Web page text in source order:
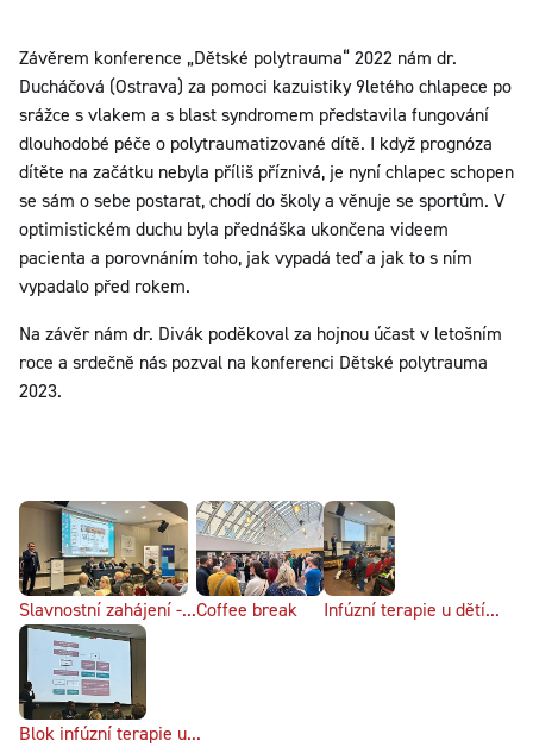
Závěrem konference „Dětské polytrauma“ 2022 nám dr.
Ducháčová (Ostrava) za pomoci kazuistiky 9letého chlapece po
srážce s vlakem a s blast syndromem představila fungování
dlouhodobé péče o polytraumatizované dítě. I když prognóza
dítěte na začátku nebyla příliš příznivá, je nyní chlapec schopen
se sám o sebe postarat, chodí do školy a věnuje se sportům. V
optimistickém duchu byla přednáška ukončena videem
pacienta a porovnáním toho, jak vypadá teď a jak to s ním
vypadalo před rokem.
Na závěr nám dr. Divák poděkoval za hojnou účast v letošním
roce a srdečně nás pozval na konferenci Dětské polytrauma
2023.
Slavnostní zahájení -...Coffee break Infúzní terapie u dětí...
Blok infúzní terapie u...